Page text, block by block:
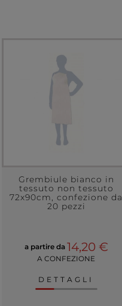
Grembiule bianco in
tessuto non tessuto
72x90cm, confezione da
20 pezzi
a partire da 14,20 €
A CONFEZIONE
DETTAGLI